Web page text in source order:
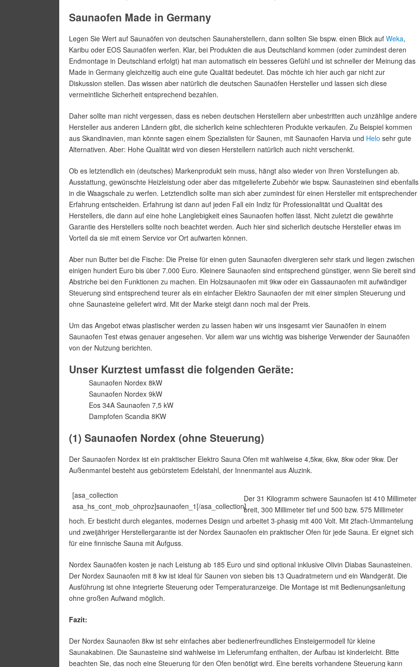
Saunaofen Made in Germany
Legen Sie Wert auf Saunaöfen von deutschen Saunaherstellern, dann sollten Sie bspw. einen Blick auf Weka,
Karibu oder EOS Saunaöfen werfen. Klar, bei Produkten die aus Deutschland kommen (oder zumindest deren
Endmontage in Deutschland erfolgt) hat man automatisch ein besseres Gefühl und ist schneller der Meinung das
Made in Germany gleichzeitig auch eine gute Qualität bedeutet. Das möchte ich hier auch gar nicht zur
Diskussion stellen. Das wissen aber natürlich die deutschen Saunaöfen Hersteller und lassen sich diese
vermeintliche Sicherheit entsprechend bezahlen.
Daher sollte man nicht vergessen, dass es neben deutschen Herstellern aber unbestritten auch unzählige andere
Hersteller aus anderen Ländern gibt, die sicherlich keine schlechteren Produkte verkaufen. Zu Beispiel kommen
aus Skandinavien, man könnte sagen einem Spezialisten für Saunen, mit Saunaofen Harvia und Helo sehr gute
Alternativen. Aber: Hohe Qualität wird von diesen Herstellern natürlich auch nicht verschenkt.
Ob es letztendlich ein (deutsches) Markenprodukt sein muss, hängt also wieder von Ihren Vorstellungen ab.
Ausstattung, gewünschte Heizleistung oder aber das mitgelieferte Zubehör wie bspw. Saunasteinen sind ebenfalls
in die Waagschale zu werfen. Letztendlich sollte man sich aber zumindest für einen Hersteller mit entsprechender
Erfahrung entscheiden. Erfahrung ist dann auf jeden Fall ein Indiz für Professionalität und Qualität des
Herstellers, die dann auf eine hohe Langlebigkeit eines Saunaofen hoffen lässt. Nicht zuletzt die gewährte
Garantie des Herstellers sollte noch beachtet werden. Auch hier sind sicherlich deutsche Hersteller etwas im
Vorteil da sie mit einem Service vor Ort aufwarten können.
Aber nun Butter bei die Fische: Die Preise für einen guten Saunaofen divergieren sehr stark und liegen zwischen
einigen hundert Euro bis über 7.000 Euro. Kleinere Saunaofen sind entsprechend günstiger, wenn Sie bereit sind
Abstriche bei den Funktionen zu machen. Ein Holzsaunaofen mit 9kw oder ein Gassaunaofen mit aufwändiger
Steuerung sind entsprechend teurer als ein einfacher Elektro Saunaofen der mit einer simplen Steuerung und
ohne Saunasteine geliefert wird. Mit der Marke steigt dann noch mal der Preis.
Um das Angebot etwas plastischer werden zu lassen haben wir uns insgesamt vier Saunaöfen in einem
Saunaofen Test etwas genauer angesehen. Vor allem war uns wichtig was bisherige Verwender der Saunaöfen
von der Nutzung berichten.
Unser Kurztest umfasst die folgenden Geräte:
Saunaofen Nordex 8kW
Saunaofen Nordex 9kW
Eos 34A Saunaofen 7,5 kW
Dampfofen Scandia 8KW
(1) Saunaofen Nordex (ohne Steuerung)
Der Saunaofen Nordex ist ein praktischer Elektro Sauna Ofen mit wahlweise 4,5kw, 6kw, 8kw oder 9kw. Der
Außenmantel besteht aus gebürstetem Edelstahl, der Innenmantel aus Aluzink.
[asa_collection
asa_hs_cont_mob_ohproz]saunaofen_1[/asa_collection]
Der 31 Kilogramm schwere Saunaofen ist 410 Millimeter
breit, 300 Millimeter tief und 500 bzw. 575 Millimeter
hoch. Er besticht durch elegantes, modernes Design und arbeitet 3-phasig mit 400 Volt. Mit 2fach-Ummantelung
und zweijähriger Herstellergarantie ist der Nordex Saunaofen ein praktischer Ofen für jede Sauna. Er eignet sich
für eine finnische Sauna mit Aufguss.
Nordex Saunaöfen kosten je nach Leistung ab 185 Euro und sind optional inklusive Olivin Diabas Saunasteinen.
Der Nordex Saunaofen mit 8 kw ist ideal für Saunen von sieben bis 13 Quadratmetern und ein Wandgerät. Die
Ausführung ist ohne integrierte Steuerung oder Temperaturanzeige. Die Montage ist mit Bedienungsanleitung
ohne großen Aufwand möglich.
Fazit:
Der Nordex Saunaofen 8kw ist sehr einfaches aber bedienerfreundliches Einsteigermodell für kleine
Saunakabinen. Die Saunasteine sind wahlweise im Lieferumfang enthalten, der Aufbau ist kinderleicht. Bitte
beachten Sie, das noch eine Steuerung für den Ofen benötigt wird. Eine bereits vorhandene Steuerung kann